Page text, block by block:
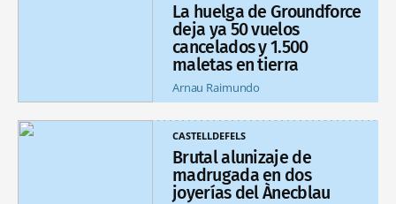
La huelga de Groundforce
deja ya 50 vuelos
cancelados y 1.500
maletas en tierra
Arnau Raimundo
CASTELLDEFELS
Brutal alunizaje de
madrugada en dos
joyerías del Ànecblau